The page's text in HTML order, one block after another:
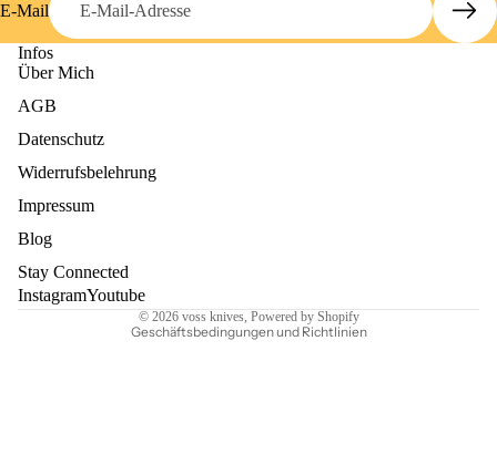
E-Mail
Infos
Über Mich
AGB
Datenschutz
Widerrufsbelehrung
Impressum
Blog
Stay Connected
InstagramYoutube
© 2026 voss knives, Powered by Shopify
Geschäftsbedingungen und Richtlinien
Widerrufsrecht
Datenschutzerklärung
AGB
Versand
Kontaktinformationen